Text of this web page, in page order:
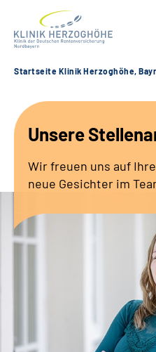
Leistungsangebot
Fachbereiche
Service
Leichte Sprache
Startseite Klinik Herzoghöhe,
Unsere
Wir freuen uns auf
neue Gesichter im